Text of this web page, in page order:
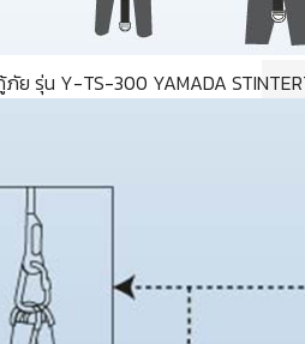
ย รุ่น Y-TS-300 YAMADA